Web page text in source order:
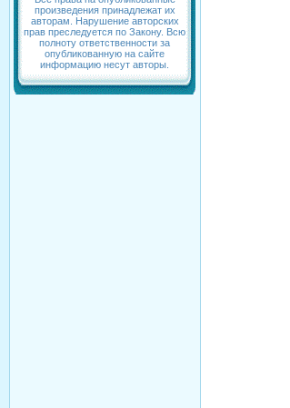
произведения принадлежат их
авторам. Нарушение авторских
прав преследуется по Закону. Всю
полноту ответственности за
опубликованную на сайте
информацию несут авторы.